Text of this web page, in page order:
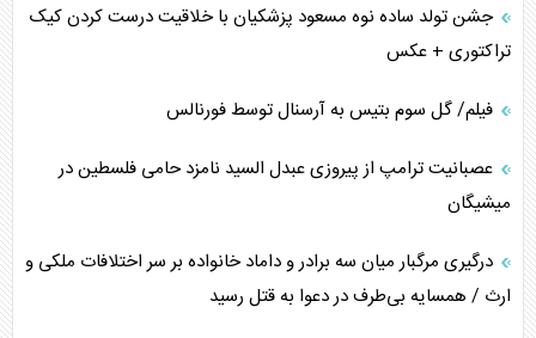
جشن تولد ساده نوه مسعود پزشکیان با خلاقیت درست کردن کیک
تراکتوری + عکس
فیلم/ گل سوم بتیس به آرسنال توسط فورنالس
عصبانیت ترامپ از پیروزی عبدل السید نامزد حامی فلسطین در
میشیگان
درگیری مرگبار میان سه برادر و داماد خانواده بر سر اختلافات ملکی و
ارث / همسایه بی‌طرف در دعوا به قتل رسید